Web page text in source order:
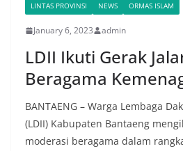
LINTAS PROVINSI NEWS ORMAS ISLAM
January 6, 2023 admin
LDII Ikuti Gerak
Beragama
BANTAENG – Warga Lembaga
(LDII) Kabupaten Bantaeng
moderasi beragama dalam